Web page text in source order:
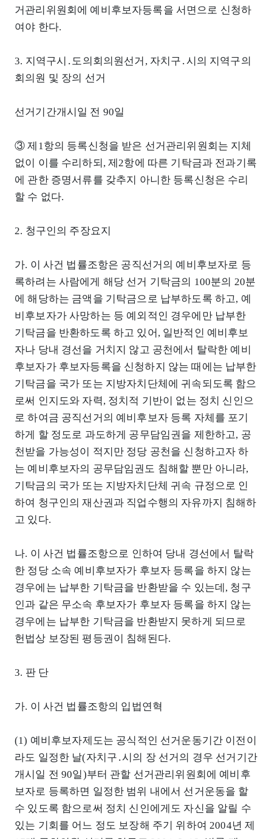
거관리위원회에 예비후보자등록을 서면으로 신청하
여야 한다.
3. 지역구시․도의회의원선거, 자치구․시의 지역구의
회의원 및 장의 선거
선거기간개시일 전 90일
③ 제1항의 등록신청을 받은 선거관리위원회는 지체
없이 이를 수리하되, 제2항에 따른 기탁금과 전과기록
에 관한 증명서류를 갖추지 아니한 등록신청은 수리
할 수 없다.
2. 청구인의 주장요지
가. 이 사건 법률조항은 공직선거의 예비후보자로 등
록하려는 사람에게 해당 선거 기탁금의 100분의 20분
에 해당하는 금액을 기탁금으로 납부하도록 하고, 예
비후보자가 사망하는 등 예외적인 경우에만 납부한
기탁금을 반환하도록 하고 있어, 일반적인 예비후보
자나 당내 경선을 거치지 않고 공천에서 탈락한 예비
후보자가 후보자등록을 신청하지 않는 때에는 납부한
기탁금을 국가 또는 지방자치단체에 귀속되도록 함으
로써 인지도와 자력, 정치적 기반이 없는 정치 신인으
로 하여금 공직선거의 예비후보자 등록 자체를 포기
하게 할 정도로 과도하게 공무담임권을 제한하고, 공
천받을 가능성이 적지만 정당 공천을 신청하고자 하
는 예비후보자의 공무담임권도 침해할 뿐만 아니라,
기탁금의 국가 또는 지방자치단체 귀속 규정으로 인
하여 청구인의 재산권과 직업수행의 자유까지 침해하
고 있다.
나. 이 사건 법률조항으로 인하여 당내 경선에서 탈락
한 정당 소속 예비후보자가 후보자 등록을 하지 않는
경우에는 납부한 기탁금을 반환받을 수 있는데, 청구
인과 같은 무소속 후보자가 후보자 등록을 하지 않는
경우에는 납부한 기탁금을 반환받지 못하게 되므로
헌법상 보장된 평등권이 침해된다.
3. 판 단
가. 이 사건 법률조항의 입법연혁
(1) 예비후보자제도는 공식적인 선거운동기간 이전이
라도 일정한 날(자치구․시의 장 선거의 경우 선거기간
개시일 전 90일)부터 관할 선거관리위원회에 예비후
보자로 등록하면 일정한 범위 내에서 선거운동을 할
수 있도록 함으로써 정치 신인에게도 자신을 알릴 수
있는 기회를 어느 정도 보장해 주기 위하여 2004년 제